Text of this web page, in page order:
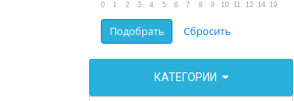
0 1 2 3 4 5 6 7 8 9 10 11 12 14 19
КАТЕГОРИИ